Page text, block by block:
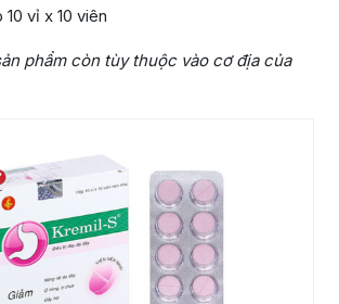
vỉ x 10 viên
phẩm còn tùy thuộc vào cơ địa của